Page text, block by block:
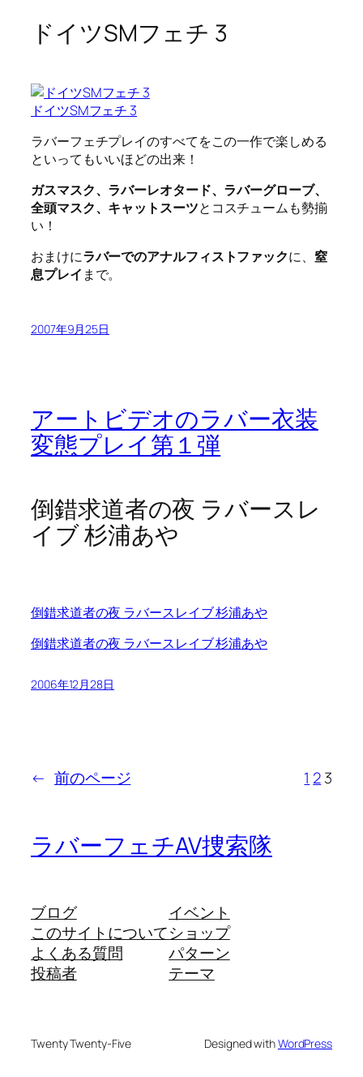
ドイツSMフェチ 3
ドイツSMフェチ 3
ラバーフェチプレイのすべてをこの一作で楽しめる
といってもいいほどの出来！
ガスマスク、ラバーレオタード、ラバーグローブ、
全頭マスク、キャットスーツとコスチュームも勢揃
い！
おまけにラバーでのアナルフィストファックに、 窒
息プレイ まで。
2007年9月25日
アートビデオのラバー衣装
変態プレイ第１弾
倒錯求道者の夜 ラバースレ
イブ 杉浦あや
倒錯求道者の夜 ラバースレイブ 杉浦あや
倒錯求道者の夜 ラバースレイブ 杉浦あや
2006年12月28日
← 前のページ 1 23
ラバーフェチAV捜索隊
ブログ
このサイトについて
よくある質問
投稿者
イベント
ショップ
パターン
テーマ
Twenty Twenty-Five Designed withWordPress